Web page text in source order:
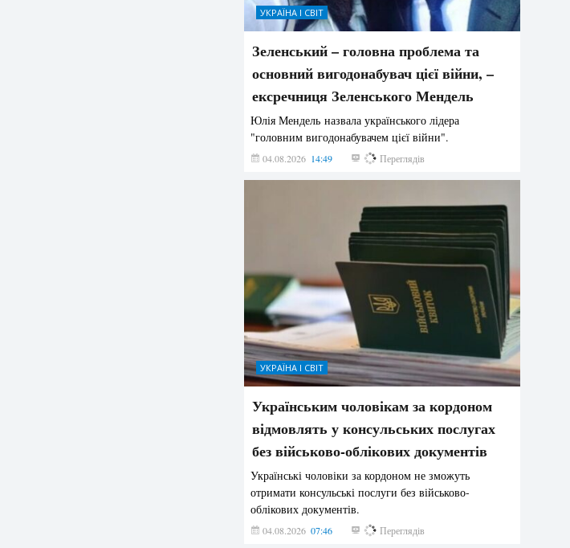
УКРАЇНА І СВІТ
Зеленський – головна проблема та
основний вигодонабувач цієї війни, –
ексречниця Зеленського Мендель
Юлія Мендель назвала українського лідера
"головним вигодонабувачем цієї війни".
04.08.2026 14:49 159 Переглядів
УКРАЇНА І СВІТ
Українським чоловікам за кордоном
відмовлять у консульських послугах
без військово-облікових документів
Українські чоловіки за кордоном не зможуть
отримати консульські послуги без військово-
облікових документів.
04.08.2026 07:46 151 Переглядів